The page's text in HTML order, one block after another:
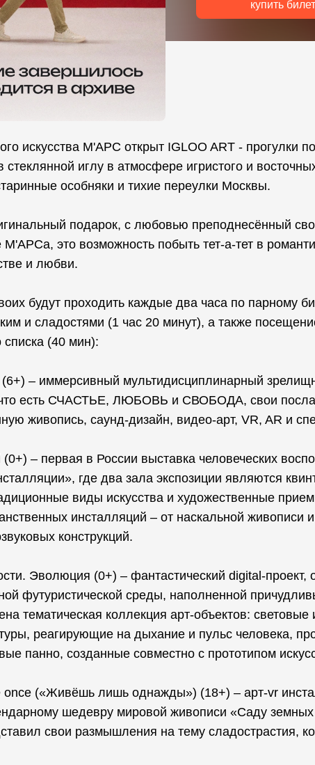
купить билет
искусства М'АРС открыт IGLOO ART - прогулки
иглу в атмосфере игристого и
особняки и тихие переулки Москвы.
подарок, с любовью преподнесённый
это возможность побыть тет-а-тет в
и любви.
будут проходить каждые два часа по парному
и сладостями (1 час 20 минут), а также
(40 мин):
– иммерсивный мультидисциплинарный
есть СЧАСТЬЕ, ЛЮБОВЬ и СВОБОДА, свои
живопись, саунд-дизайн, видео-арт, VR, AR и
– первая в России выставка человеческих
где два зала экспозиции являются
виды искусства и художественные
инсталляций – от наскальной
конструкций.
Эволюция (0+) – фантастический digital-проект,
футуристической среды, наполненной
тематическая коллекция арт-объектов:
реагирующие на дыхание и пульс человека,
панно, созданные совместно с прототипом
once («Живёшь лишь однажды») (18+) – арт-vr
шедевру мировой живописи «Саду
свои размышления на тему сладострастия,